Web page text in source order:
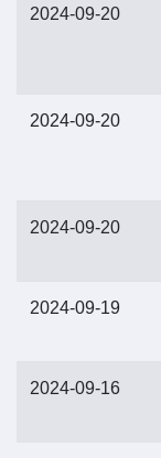
2024-09-20
2024-09-20
2024-09-20
2024-09-19
2024-09-16